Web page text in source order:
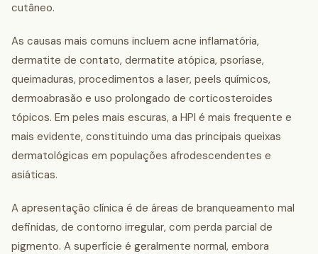
cutâneo.
As causas mais comuns incluem acne inflamatória,
dermatite de contato, dermatite atópica, psoríase,
queimaduras, procedimentos a laser, peels químicos,
dermoabrasão e uso prolongado de corticosteroides
tópicos. Em peles mais escuras, a HPI é mais frequente e
mais evidente, constituindo uma das principais queixas
dermatológicas em populações afrodescendentes e
asiáticas.
A apresentação clínica é de áreas de branqueamento mal
definidas, de contorno irregular, com perda parcial de
pigmento. A superfície é geralmente normal, embora